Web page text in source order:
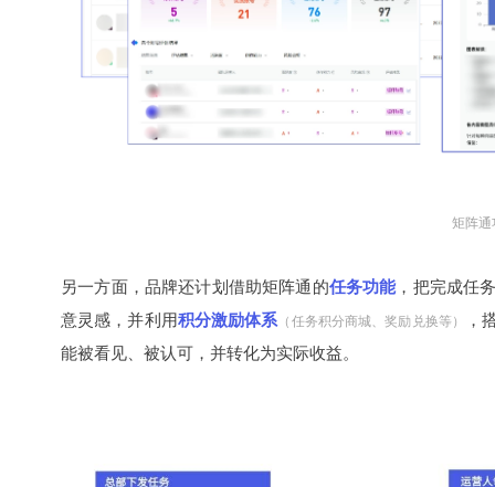
矩阵通
另一方面，品牌还计划借助矩阵通的任务功能，把完成任
意灵感，并利用积分激励体系（任务积分商城、奖励兑换等）
，
能被看见、被认可，并转化为实际收益。